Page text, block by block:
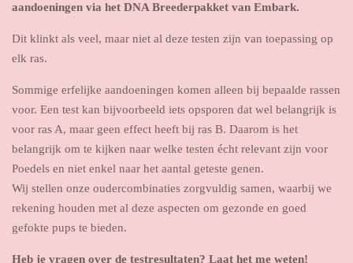
aandoeningen via het DNA Breederpakket van Embark.
Dit klinkt als veel, maar niet al deze testen zijn van toepassing op
elk ras.
Sommige erfelijke aandoeningen komen alleen bij bepaalde rassen
voor. Een test kan bijvoorbeeld iets opsporen dat wel belangrijk is
voor ras A, maar geen effect heeft bij ras B. Daarom is het
belangrijk om te kijken naar welke testen écht relevant zijn voor
Poedels en niet enkel naar het aantal geteste genen.
Wij stellen onze oudercombinaties zorgvuldig samen, waarbij we
rekening houden met al deze aspecten om gezonde en goed
gefokte pups te bieden.
Heb je vragen over de testresultaten? Laat het me weten!